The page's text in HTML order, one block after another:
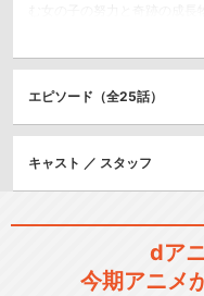
む女の子の努力と奇跡の成
ドルも、ドレスも大集合！
ドラマ/青春
キッズ/ファミリー
エピソード（全25話）
キャスト ／ スタッフ
dア
今期アニメ